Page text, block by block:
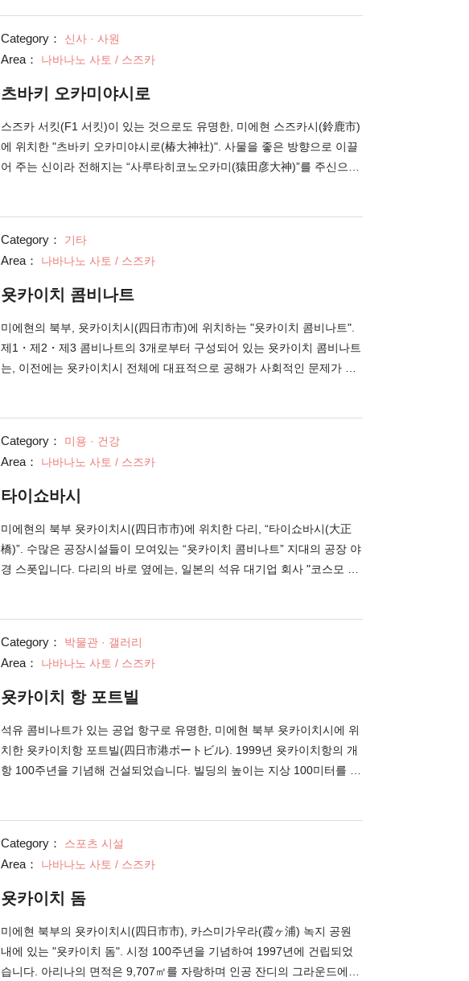
변의 도로가 촬영지가 되고 있으며, 드라이브를 하면서 야경을 바라볼 수
있습니다. 주변의 공장 야경도 함께 즐기고 싶은 사람에게는, 쇼와 욧카이
치 석유를 포함한 야경 스폿을, 해상으로 주유 하는 "욧카이치 콤비나트
추천입니다.
Category： 신사 · 사원
Area： 나바나노 사토 / 스즈카
츠바키 오카미야시로
스즈카 서킷(F1 서킷)이 있는 것으로도 유명한, 미에현 스즈카시(鈴鹿市)
에 위치한 "츠바키 오카미야시로(椿大神社)". 사물을 좋은 방향으로 이끌
어 주는 신이라 전해지는 “사루타히코노오카미(猿田彦大神)”를 주신으로
사람들이 참배를 하기위해 찾아옵니다. 츠바키 오카미야시로의 경 내에
는 이름의 츠바키(椿, 동백)의 뜻 그대로, 형형색색의 동백꽃이 활짝 피어
있습니다. 신사의 사무소에서는, 동백이 담긴 부적, 오후다(お札)와 오마
인 마츠시타 고노스케(松下幸之助)가 기진한 다실(茶室)도 점재하고 있습
니다.
Category： 기타
Area： 나바나노 사토 / 스즈카
욧카이치 콤비나트
미에현의 북부, 욧카이치시(四日市市)에 위치하는 "욧카이치 콤비나트".
제1・제2・제3 콤비나트의 3개로부터 구성되어 있는 욧카이치 콤비나트
는, 이전에는 욧카이치시 전체에 대표적으로 공해가 사회적인 문제가 되
나오는 연기, 그리고 밤하늘의 대비는 환상적인 분위기입니다. 콤비나트
는, “우미 테라스 14"라고 하는 전망 전시실에서 바라볼 수 있는 것 외에
선박 크루즈도 행해지고 있기 때문에, 해상에서도 충분히 만끽 할 수 있습
을 즐겨보세요.
Category： 미용 · 건강
Area： 나바나노 사토 / 스즈카
타이쇼바시
미에현의 북부 욧카이치시(四日市市)에 위치한 다리, “타이쇼바시(大正
橋)”. 수많은 공장시설들이 모여있는 “욧카이치 콤비나트” 지대의 공장 야
경 스폿입니다. 다리의 바로 옆에는, 일본의 석유 대기업 회사 "코스모 석
수 있는 장소인, 타이쇼바시. 피사체와의 거리가 가까워 스마트폰 카메라
로도 경치를 사진에 담기 좋은 인기 촬영 장소이기도 합니다. 야경을 가장
아름답게 일망할 수 있는 것은 다리의 남쪽. 타이쇼바시에서는 주정차가
찾아오시는 것을 추천합니다. 야경 뿐만 아니라, 아름다운 아침놀과 석양
도 볼 수 있으니, 방문 시에는 꼭 체크해 보세요.
Category： 박물관 · 갤러리
Area： 나바나노 사토 / 스즈카
욧카이치 항 포트빌
석유 콤비나트가 있는 공업 항구로 유명한, 미에현 북부 욧카이치시에 위
치한 욧카이치항 포트빌(四日市港ポートビル). 1999년 욧카이치항의 개
항 100주년을 기념해 건설되었습니다. 빌딩의 높이는 지상 100미터를 자
해서 스즈카(鈴鹿) 산맥에서 나고야 방면의 경치를 바라볼 수 있습니다.
주말과 축일(공휴일)에는 오후 9시까지 영업을 하고 있어, 공장군과 콤비
나트군의 환상적인 야경을 한눈에 볼 수 있는 곳입니다. 전시 코너에서는,
니다. 빌딩 앞에는 공원이 있으며, 놀이기구와 잔디밭이 잘 정비되어 있어
서, 가족 단위로도 즐길 수 있습니다.
Category： 스포츠 시설
Area： 나바나노 사토 / 스즈카
욧카이치 돔
미에현 북부의 욧카이치시(四日市市), 카스미가우라(霞ヶ浦) 녹지 공원
내에 있는 "욧카이치 돔". 시정 100주년을 기념하여 1997년에 건립되었
습니다. 아리나의 면적은 9,707㎡를 자랑하며 인공 잔디의 그라운드에서